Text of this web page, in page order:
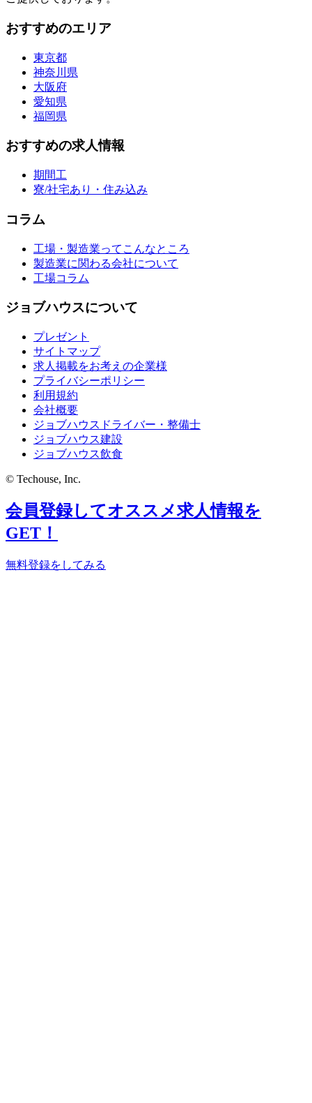
おすすめのエリア
東京都
神奈川県
大阪府
愛知県
福岡県
おすすめの求人情報
期間工
寮/社宅あり・住み込み
コラム
工場・製造業ってこんなところ
製造業に関わる会社について
工場コラム
ジョブハウスについて
プレゼント
サイトマップ
求人掲載をお考えの企業様
プライバシーポリシー
利用規約
会社概要
ジョブハウスドライバー・整備士
ジョブハウス建設
ジョブハウス飲食
© Techouse, Inc.
会員登録してオススメ求人情報を
GET！
無料登録をしてみる